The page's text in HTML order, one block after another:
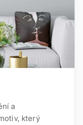
a
který